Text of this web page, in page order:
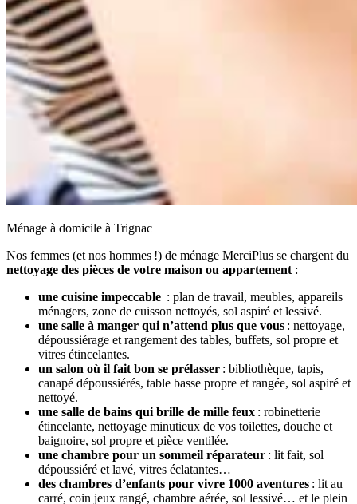
Ménage à domicile à Trignac
Nos femmes (et nos hommes !) de ménage MerciPlus se chargent du
nettoyage des pièces de votre maison ou appartement :
une cuisine impeccable : plan de travail, meubles, appareils
ménagers, zone de cuisson nettoyés, sol aspiré et lessivé.
une salle à manger qui n’attend plus que vous : nettoyage,
dépoussiérage et rangement des tables, buffets, sol propre et
vitres étincelantes.
un salon où il fait bon se prélasser : bibliothèque, tapis,
canapé dépoussiérés, table basse propre et rangée, sol aspiré et
nettoyé.
une salle de bains qui brille de mille feux : robinetterie
étincelante, nettoyage minutieux de vos toilettes, douche et
baignoire, sol propre et pièce ventilée.
une chambre pour un sommeil réparateur : lit fait, sol
dépoussiéré et lavé, vitres éclatantes…
des chambres d’enfants pour vivre 1000 aventures : lit au
carré, coin jeux rangé, chambre aérée, sol lessivé… et le plein